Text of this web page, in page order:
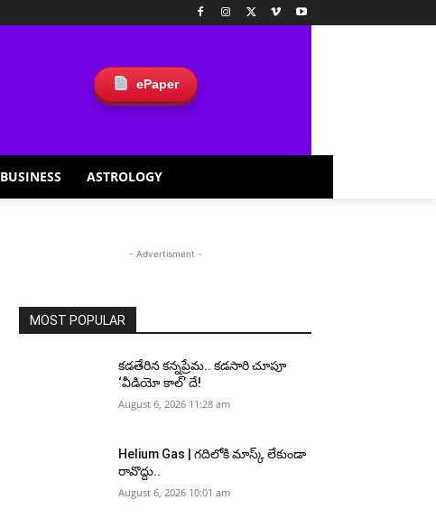
ePaper
BUSINESS ASTROLOGY
- Advertisment -
MOST POPULAR
కడతేరిన కన్నప్రేమ.. కడసారి చూపూ
‘వీడియో కాల్’ దే!
August 6, 2026 11:28 am
Helium Gas | గదిలోకి మాస్క్ లేకుండా
రావొద్దు..
August 6, 2026 10:01 am